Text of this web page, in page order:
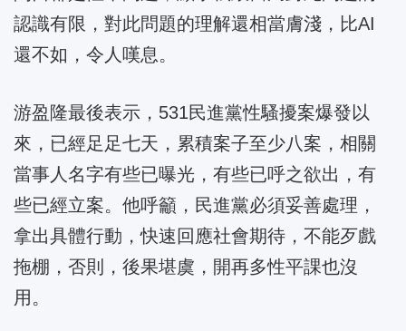
認識有限，對此問題的理解還相當膚淺，比AI
還不如，令人嘆息。
游盈隆最後表示，531民進黨性騷擾案爆發以
來，已經足足七天，累積案子至少八案，相關
當事人名字有些已曝光，有些已呼之欲出，有
些已經立案。他呼籲，民進黨必須妥善處理，
拿出具體行動，快速回應社會期待，不能歹戲
拖棚，否則，後果堪虞，開再多性平課也沒
用。